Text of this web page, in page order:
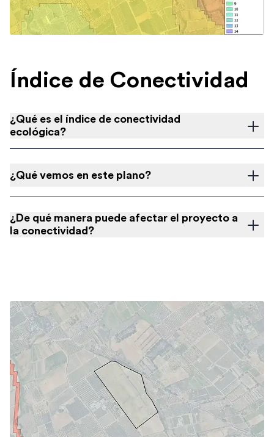
Índice de Conectividad
¿Qué es el índice de conectividad
ecológica?
¿Qué vemos en este plano?
¿De qué manera puede afectar el proyecto a
la conectividad?